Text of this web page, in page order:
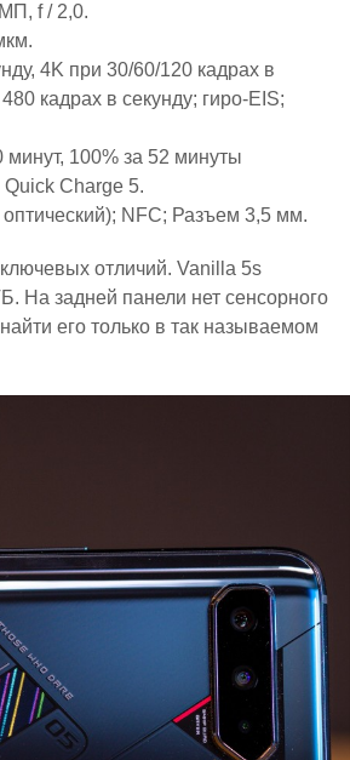
f / 2,0.
4K при 30/60/120 кадрах в
кадрах в секунду; гиро-EIS;
100% за 52 минуты
Quick Charge 5.
NFC; Разъем 3,5 мм.
отличий. Vanilla 5s
На задней панели нет сенсорного
его только в так называемом